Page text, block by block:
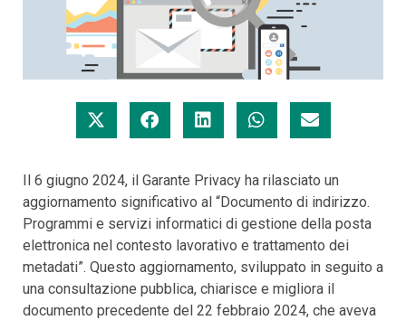
Il 6 giugno 2024, il Garante Privacy ha rilasciato un
aggiornamento significativo al “Documento di indirizzo.
Programmi e servizi informatici di gestione della posta
elettronica nel contesto lavorativo e trattamento dei
metadati”. Questo aggiornamento, sviluppato in seguito a
una consultazione pubblica, chiarisce e migliora il
documento precedente del 22 febbraio 2024, che aveva